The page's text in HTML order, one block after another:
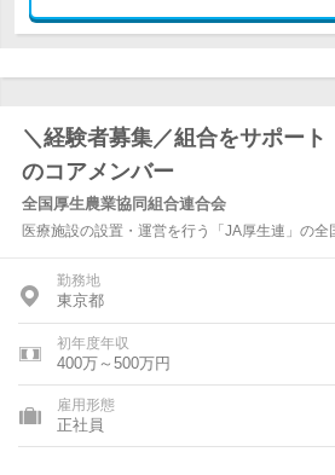
＼経験者募集／組合をサポー
のコアメンバー
全国厚生農業協同組合連合会
医療施設の設置・運営を行う「JA厚生連」の全
勤務地
東京都
初年度年収
400万～500万円
雇用形態
正社員